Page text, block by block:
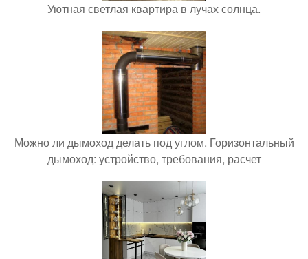
Уютная светлая квартира в лучах солнца.
Можно ли дымоход делать под углом. Горизонтальный
дымоход: устройство, требования, расчет